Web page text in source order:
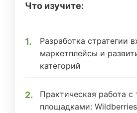
Что изучите:
Разработка стратегии
маркетплейсы и
категорий
Практическая работа
площадками: